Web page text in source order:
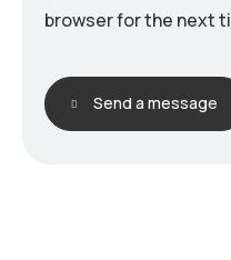
browser for the next
Send a message